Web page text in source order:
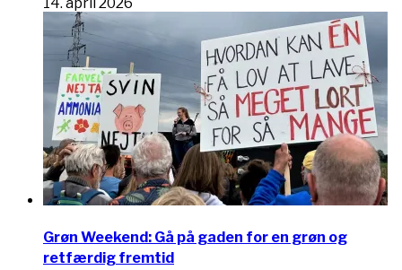
Grøn Weekend: Gå på gaden for en grøn og
retfærdig fremtid